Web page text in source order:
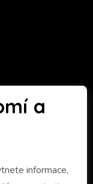
a
informace,